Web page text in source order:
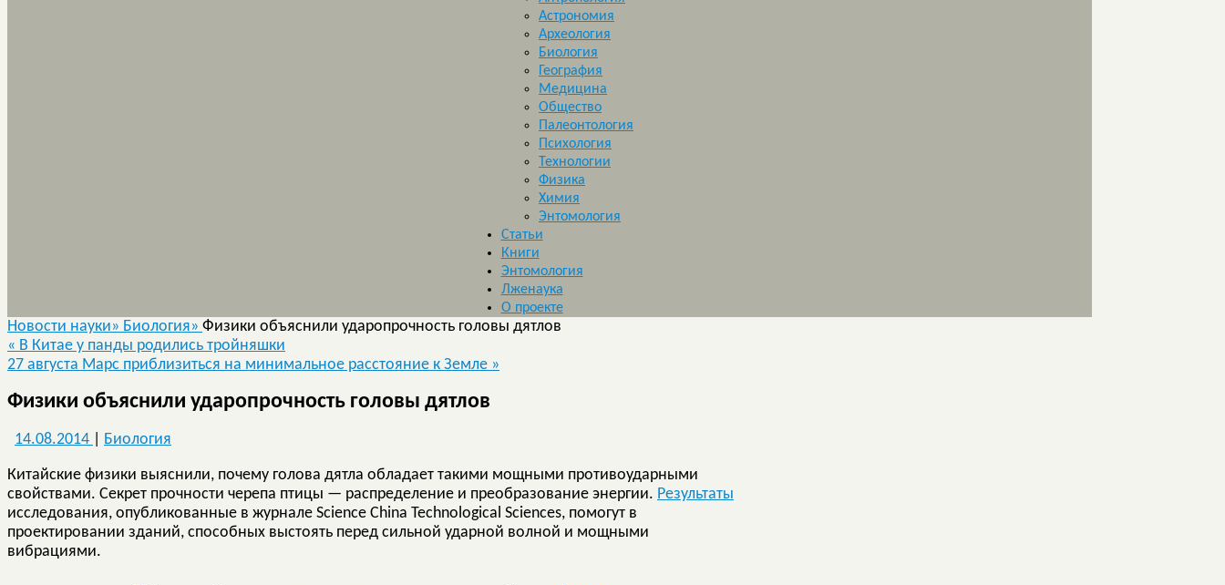
Астрономия
Археология
Биология
География
Медицина
Общество
Палеонтология
Психология
Технологии
Физика
Химия
Энтомология
Статьи
Книги
Энтомология
Лженаука
О проекте
Новости науки» Биология» Физики объяснили ударопрочность головы дятлов
« В Китае у панды родились тройняшки
27 августа Марс приблизиться на минимальное расстояние к Земле »
Физики объяснили ударопрочность головы дятлов
14.08.2014 Биология
Китайские физики выяснили, почему голова дятла обладает такими мощными противоударными
свойствами. Секрет прочности черепа птицы — распределение и преобразование энергии. Результаты
исследования, опубликованные в журнале Science China Technological Sciences, помогут в
проектировании зданий, способных выстоять перед сильной ударной волной и мощными
вибрациями.